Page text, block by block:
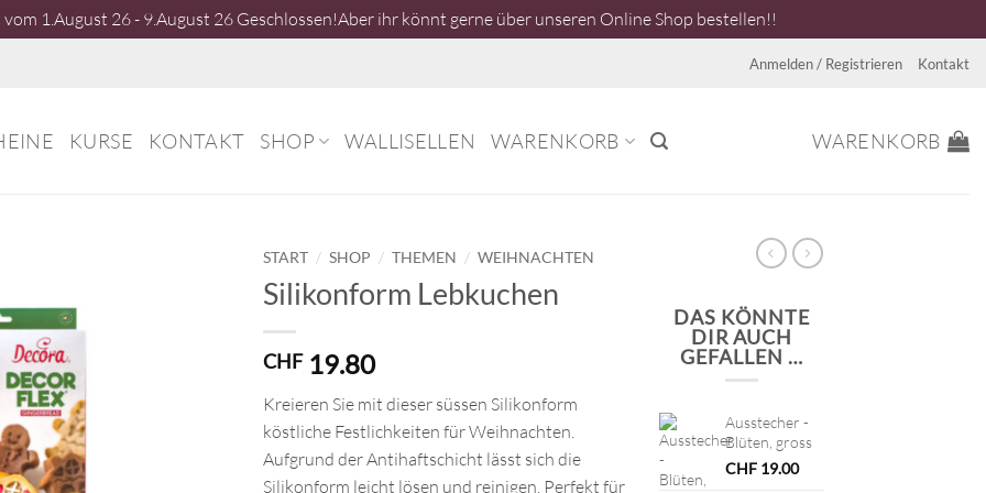
1.August 26 - 9.August 26 Geschlossen!Aber ihr könnt gerne über unseren Online Shop bestellen!!
Anmelden / Registrieren Kontakt
KURSE KONTAKT SHOP WALLISELLEN WARENKORB WARENKORB
START / SHOP / THEMEN / WEIHNACHTEN
Silikonform Lebkuchen
CHF19.80
Kreieren Sie mit dieser süssen Silikonform
köstliche Festlichkeiten für Weihnachten.
Aufgrund der Antihaftschicht lässt sich die
Silikonform leicht lösen und reinigen. Perfekt für
DAS KÖNNTE
DIR AUCH
GEFALLEN …
Ausstecher -
Blüten, gross
CHF 19.00